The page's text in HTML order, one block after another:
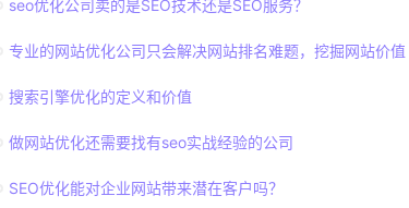
seo优化公司卖的是SEO技术还是SEO服务？
专业的网站优化公司只会解决网站排名难题，挖掘网站价值
搜索引擎优化的定义和价值
做网站优化还需要找有seo实战经验的公司
SEO优化能对企业网站带来潜在客户吗？